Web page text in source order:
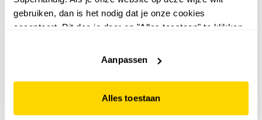
gebruiken, dan is het nodig dat je onze cookies
accepteert. Dit doe je door op "Alles toestaan" te klikken.
website niet optimaal functioneert.
Aanpassen
Alles toestaan